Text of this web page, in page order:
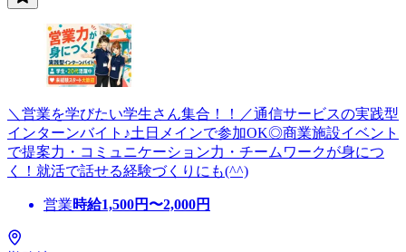
＼営業を学びたい学生さん集合！！／通信サービスの実践型
インターンバイト♪土日メインで参加OK◎商業施設イベント
で提案力・コミュニケーション力・チームワークが身につ
く！就活で話せる経験づくりにも(^^)
営業時給1,500円〜2,000円